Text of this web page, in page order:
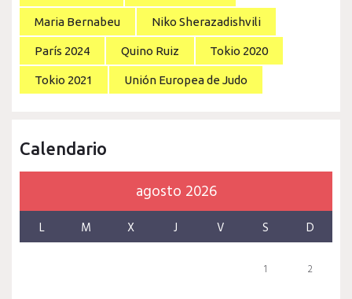
Maria Bernabeu Niko Sherazadishvili
París 2024 Quino Ruiz Tokio 2020
Tokio 2021 Unión Europea de Judo
Calendario
agosto 2026
L M X J V S D
1 2